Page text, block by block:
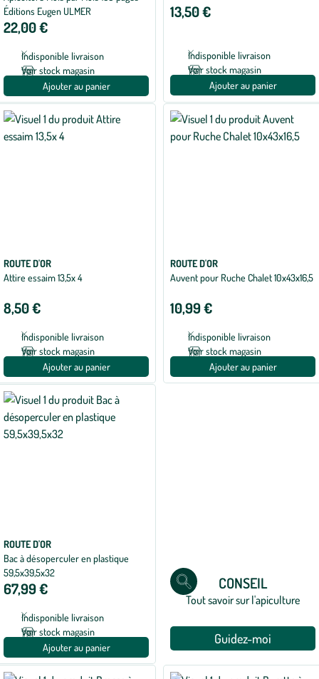
Éditions Eugen ULMER
22,00 €
Indisponible livraison
Voir stock magasin
Ajouter au panier
13,50 €
Indisponible livraison
Voir stock magasin
Ajouter au panier
ROUTE D'OR
Attire essaim 13,5x 4
8,50 €
Indisponible livraison
Voir stock magasin
Ajouter au panier
ROUTE D'OR
Auvent pour Ruche Chalet 10x43x16,5
10,99 €
Indisponible livraison
Voir stock magasin
Ajouter au panier
ROUTE D'OR
Bac à désoperculer en plastique
59,5x39,5x32
67,99 €
Indisponible livraison
Voir stock magasin
Ajouter au panier
CONSEIL
Tout savoir sur l'apiculture
Guidez-moi